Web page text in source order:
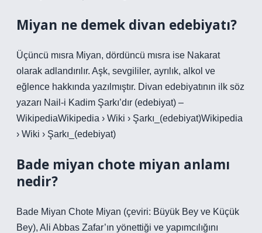
Miyan ne demek divan edebiyatı?
Üçüncü mısra Miyan, dördüncü mısra ise Nakarat
olarak adlandırılır. Aşk, sevgililer, ayrılık, alkol ve
eğlence hakkında yazılmıştır. Divan edebiyatının ilk söz
yazarı Nail-i Kadim Şarkı’dır (edebiyat) –
WikipediaWikipedia › Wiki › Şarkı_(edebiyat)Wikipedia
› Wiki › Şarkı_(edebiyat)
Bade miyan chote miyan anlamı
nedir?
Bade Miyan Chote Miyan (çeviri: Büyük Bey ve Küçük
Bey), Ali Abbas Zafar’ın yönettiği ve yapımcılığını